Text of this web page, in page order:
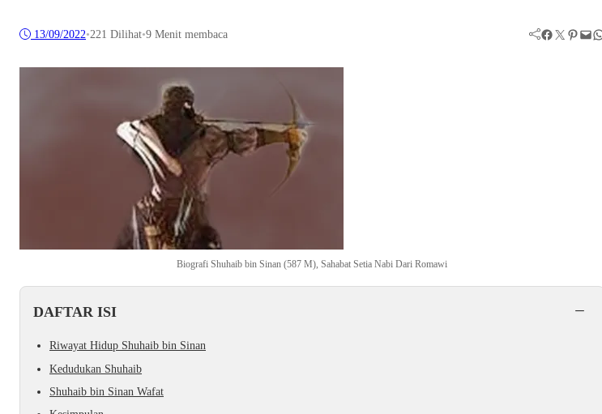
13/09/2022•221 Dilihat•9 Menit membaca Facebook Twitter Pinterest Mail WhatsApp
Biografi Shuhaib bin Sinan (587 M), Sahabat Setia Nabi Dari Romawi
DAFTAR ISI −
Riwayat Hidup Shuhaib bin Sinan
Kedudukan Shuhaib
Shuhaib bin Sinan Wafat